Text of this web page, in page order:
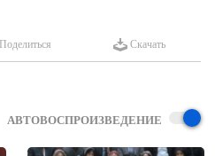
Поделиться Скачать
АВТОВОСПРОИЗВЕДЕНИЕ